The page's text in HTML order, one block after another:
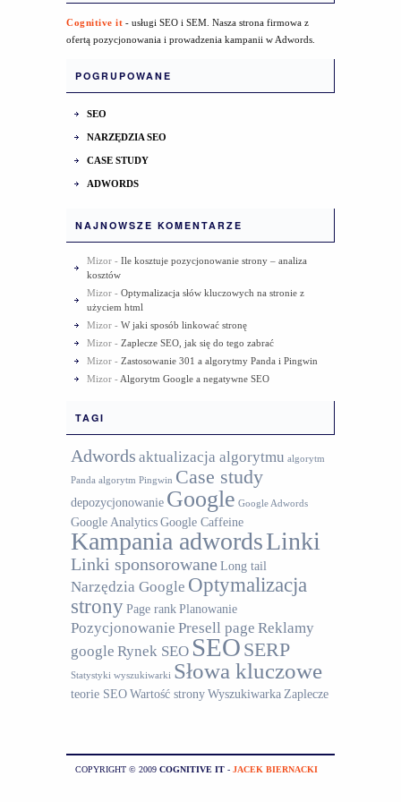
Cognitive it - usługi SEO i SEM. Nasza strona firmowa z
ofertą pozycjonowania i prowadzenia kampanii w Adwords.
POGRUPOWANE
SEO
NARZĘDZIA SEO
CASE STUDY
ADWORDS
NAJNOWSZE KOMENTARZE
Mizor - Ile kosztuje pozycjonowanie strony – analiza
kosztów
Mizor - Optymalizacja słów kluczowych na stronie z
użyciem html
Mizor - W jaki sposób linkować stronę
Mizor - Zaplecze SEO, jak się do tego zabrać
Mizor - Zastosowanie 301 a algorytmy Panda i Pingwin
Mizor - Algorytm Google a negatywne SEO
TAGI
Adwords aktualizacja algorytmu algorytm
Panda algorytm Pingwin Case study
depozycjonowanie Google Google Adwords
Google AnalyticsGoogle Caffeine
Kampania adwordsLinki
Linki sponsorowane Long tail
Narzędzia Google Optymalizacja
stronyPage rankPlanowanie
Pozycjonowanie Presell page Reklamy
google Rynek SEO SEO SERP
Statystyki wyszukiwarki Słowa kluczowe
teorie SEOWartość stronyWyszukiwarka Zaplecze
COPYRIGHT © 2009 COGNITIVE IT - JACEK BIERNACKI